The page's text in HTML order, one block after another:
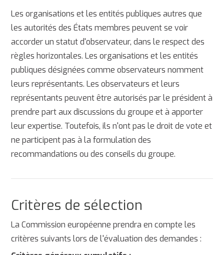
Les organisations et les entités publiques autres que
les autorités des États membres peuvent se voir
accorder un statut d'observateur, dans le respect des
règles horizontales. Les organisations et les entités
publiques désignées comme observateurs nomment
leurs représentants. Les observateurs et leurs
représentants peuvent être autorisés par le président à
prendre part aux discussions du groupe et à apporter
leur expertise. Toutefois, ils n'ont pas le droit de vote et
ne participent pas à la formulation des
recommandations ou des conseils du groupe.
Critères de sélection
La Commission européenne prendra en compte les
critères suivants lors de l'évaluation des demandes :